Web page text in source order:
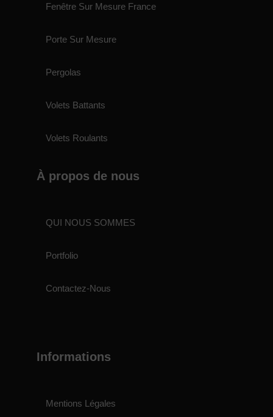
Fenêtre Sur Mesure France
Porte Sur Mesure
Pergolas
Volets Battants
Volets Roulants
À propos de nous
QUI NOUS SOMMES
Portfolio
Contactez-Nous
Informations
Mentions Légales